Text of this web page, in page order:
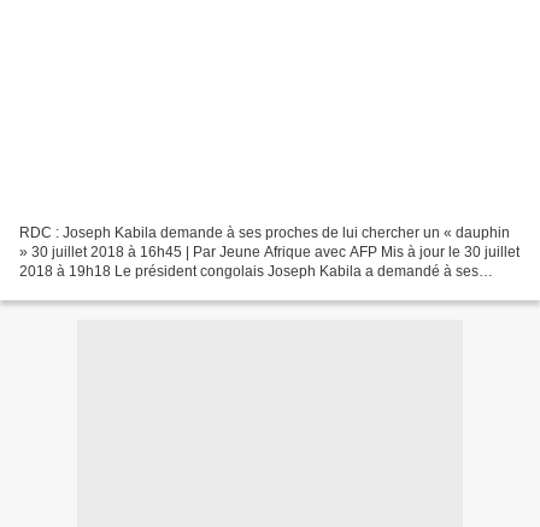
RDC : Joseph Kabila demande à ses proches de lui chercher un « dauphin
» 30 juillet 2018 à 16h45 | Par Jeune Afrique avec AFP Mis à jour le 30 juillet
2018 à 19h18 Le président congolais Joseph Kabila a demandé à ses